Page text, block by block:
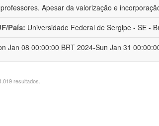
Apesar da valorização e
País: Universidade Federal de Sergipe - SE -
Jan 08 00:00:00 BRT 2024-Sun Jan 31
resultados.